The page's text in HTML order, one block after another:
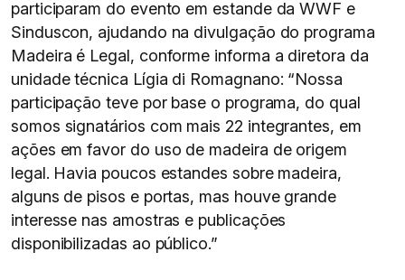
participaram do evento em estande da WWF e
Sinduscon, ajudando na divulgação do programa
Madeira é Legal, conforme informa a diretora da
unidade técnica Lígia di Romagnano: “Nossa
participação teve por base o programa, do qual
somos signatários com mais 22 integrantes, em
ações em favor do uso de madeira de origem
legal. Havia poucos estandes sobre madeira,
alguns de pisos e portas, mas houve grande
interesse nas amostras e publicações
disponibilizadas ao público.”